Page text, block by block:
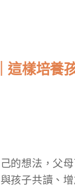
這樣培養
的想法，父
孩子共讀、